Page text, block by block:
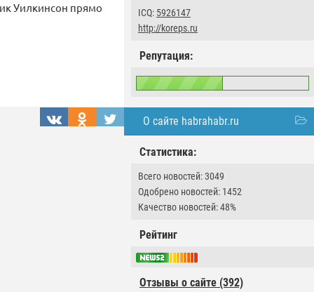
ICQ: 5926147
http://koreps.ru
Репутация:
О сайте habrahabr.ru
Статистика:
Всего новостей: 3049
Одобрено новостей: 1452
Качество новостей: 48%
Рейтинг
Отзывы о сайте (392)
Уилкинсон прямо